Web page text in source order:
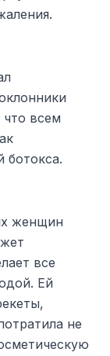
всем
ботокса.
женщин
все
Ей
не